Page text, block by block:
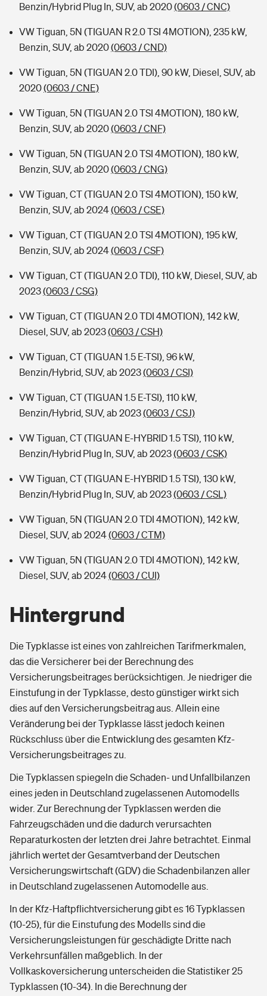
Benzin/Hybrid Plug In, SUV, ab 2020(0603 / CNC)
VW Tiguan, 5N (TIGUAN R 2.0 TSI 4MOTION), 235 kW,
Benzin, SUV, ab 2020(0603 / CND)
VW Tiguan, 5N (TIGUAN 2.0 TDI), 90 kW, Diesel, SUV, ab
2020(0603 / CNE)
VW Tiguan, 5N (TIGUAN 2.0 TSI 4MOTION), 180 kW,
Benzin, SUV, ab 2020(0603 / CNF)
VW Tiguan, 5N (TIGUAN 2.0 TSI 4MOTION), 180 kW,
Benzin, SUV, ab 2020(0603 / CNG)
VW Tiguan, CT (TIGUAN 2.0 TSI 4MOTION), 150 kW,
Benzin, SUV, ab 2024(0603 / CSE)
VW Tiguan, CT (TIGUAN 2.0 TSI 4MOTION), 195 kW,
Benzin, SUV, ab 2024(0603 / CSF)
VW Tiguan, CT (TIGUAN 2.0 TDI), 110 kW, Diesel, SUV, ab
2023(0603 / CSG)
VW Tiguan, CT (TIGUAN 2.0 TDI 4MOTION), 142 kW,
Diesel, SUV, ab 2023(0603 / CSH)
VW Tiguan, CT (TIGUAN 1.5 E-TSI), 96 kW,
Benzin/Hybrid, SUV, ab 2023(0603 / CSI)
VW Tiguan, CT (TIGUAN 1.5 E-TSI), 110 kW,
Benzin/Hybrid, SUV, ab 2023(0603 / CSJ)
VW Tiguan, CT (TIGUAN E-HYBRID 1.5 TSI), 110 kW,
Benzin/Hybrid Plug In, SUV, ab 2023(0603 / CSK)
VW Tiguan, CT (TIGUAN E-HYBRID 1.5 TSI), 130 kW,
Benzin/Hybrid Plug In, SUV, ab 2023(0603 / CSL)
VW Tiguan, 5N (TIGUAN 2.0 TDI 4MOTION), 142 kW,
Diesel, SUV, ab 2024(0603 / CTM)
VW Tiguan, 5N (TIGUAN 2.0 TDI 4MOTION), 142 kW,
Diesel, SUV, ab 2024(0603 / CUI)
Hintergrund
Die Typklasse ist eines von zahlreichen Tarifmerkmalen,
das die Versicherer bei der Berechnung des
Versicherungsbeitrages berücksichtigen. Je niedriger die
Einstufung in der Typklasse, desto günstiger wirkt sich
dies auf den Versicherungsbeitrag aus. Allein eine
Veränderung bei der Typklasse lässt jedoch keinen
Rückschluss über die Entwicklung des gesamten Kfz-
Versicherungsbeitrages zu.
Die Typklassen spiegeln die Schaden- und Unfallbilanzen
eines jeden in Deutschland zugelassenen Automodells
wider. Zur Berechnung der Typklassen werden die
Fahrzeugschäden und die dadurch verursachten
Reparaturkosten der letzten drei Jahre betrachtet. Einmal
jährlich wertet der Gesamtverband der Deutschen
Versicherungswirtschaft (GDV) die Schadenbilanzen aller
in Deutschland zugelassenen Automodelle aus.
In der Kfz-Haftpflichtversicherung gibt es 16 Typklassen
(10-25), für die Einstufung des Modells sind die
Versicherungsleistungen für geschädigte Dritte nach
Verkehrsunfällen maßgeblich. In der
Vollkaskoversicherung unterscheiden die Statistiker 25
Typklassen (10-34). In die Berechnung der